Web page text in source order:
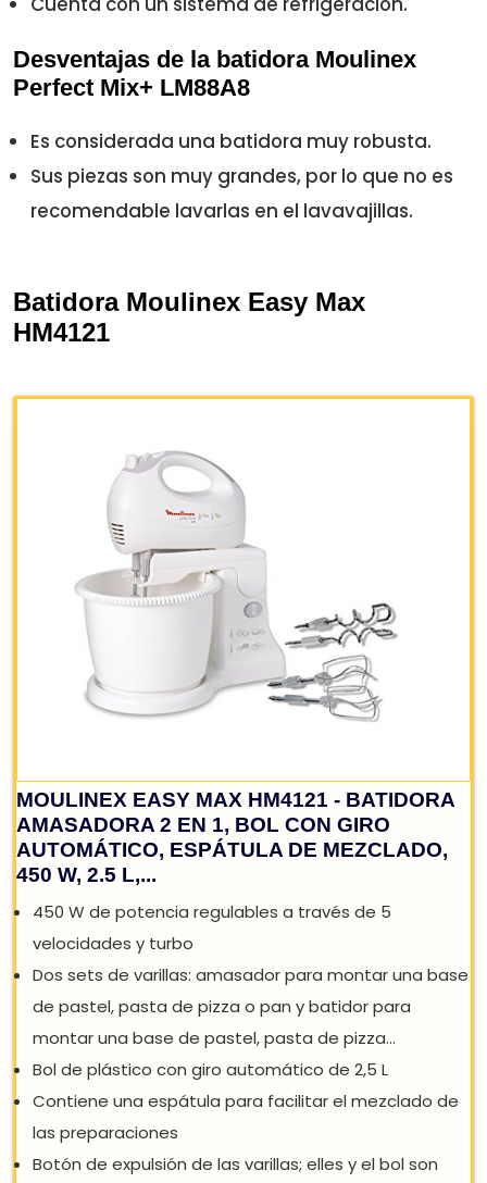
Desventajas de la batidora Moulinex
Perfect Mix+ LM88A8
Es considerada una batidora muy robusta.
Sus piezas son muy grandes, por lo que no es
recomendable lavarlas en el lavavajillas.
Batidora Moulinex Easy Max
HM4121